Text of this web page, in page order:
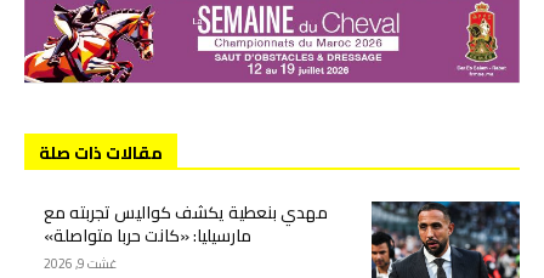
مقالات ذات صلة
مهدي بنعطية يكشف كواليس تجربته مع
مارسيليا: «كانت حربا متواصلة»
غشت 9, 2026